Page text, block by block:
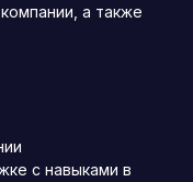
а также
с навыками в